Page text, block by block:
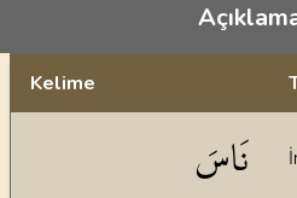
Kelime
نَاسَ